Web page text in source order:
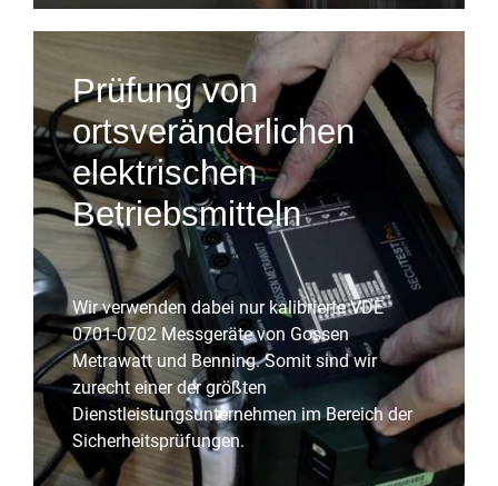
Prüfung von
ortsveränderlichen
elektrischen
Betriebsmitteln
Wir verwenden dabei nur kalibrierte VDE
0701-0702 Messgeräte von Gossen
Metrawatt und Benning. Somit sind wir
zurecht einer der größten
Dienstleistungsunternehmen im Bereich der
Sicherheitsprüfungen.